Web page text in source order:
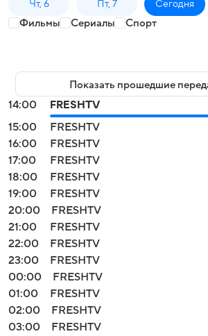
Чт, 6 Пт, 7 Сегодня
Фильмы Сериалы Спорт
Показать прошедшие
14:00
FRESHTV
15:00
FRESHTV
16:00
FRESHTV
17:00
FRESHTV
18:00
FRESHTV
19:00
FRESHTV
20:00
FRESHTV
21:00
FRESHTV
22:00
FRESHTV
23:00
FRESHTV
00:00
FRESHTV
01:00
FRESHTV
02:00
FRESHTV
03:00
FRESHTV